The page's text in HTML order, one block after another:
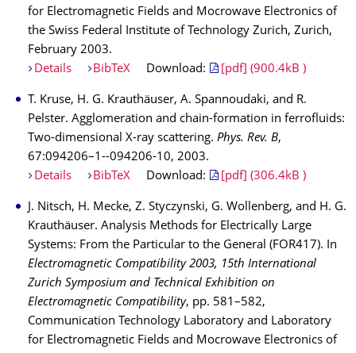
for Electromagnetic Fields and Mocrowave Electronics of
the Swiss Federal Institute of Technology Zurich, Zurich,
February 2003.
Details
BibTeX Download: [pdf] (900.4kB )
T. Kruse, H. G. Krauthäuser, A. Spannoudaki, and R.
Pelster. Agglomeration and chain-formation in ferrofluids:
Two-dimensional X-ray scattering. Phys. Rev. B,
67:094206–1--094206-10, 2003.
Details
BibTeX Download: [pdf] (306.4kB )
J. Nitsch, H. Mecke, Z. Styczynski, G. Wollenberg, and H. G.
Krauthäuser. Analysis Methods for Electrically Large
Systems: From the Particular to the General (FOR417). In
Electromagnetic Compatibility 2003, 15th International
Zurich Symposium and Technical Exhibition on
Electromagnetic Compatibility, pp. 581–582,
Communication Technology Laboratory and Laboratory
for Electromagnetic Fields and Mocrowave Electronics of